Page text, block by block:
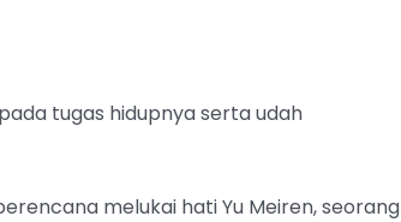
tugas hidupnya serta udah
melukai hati Yu Meiren, seorang